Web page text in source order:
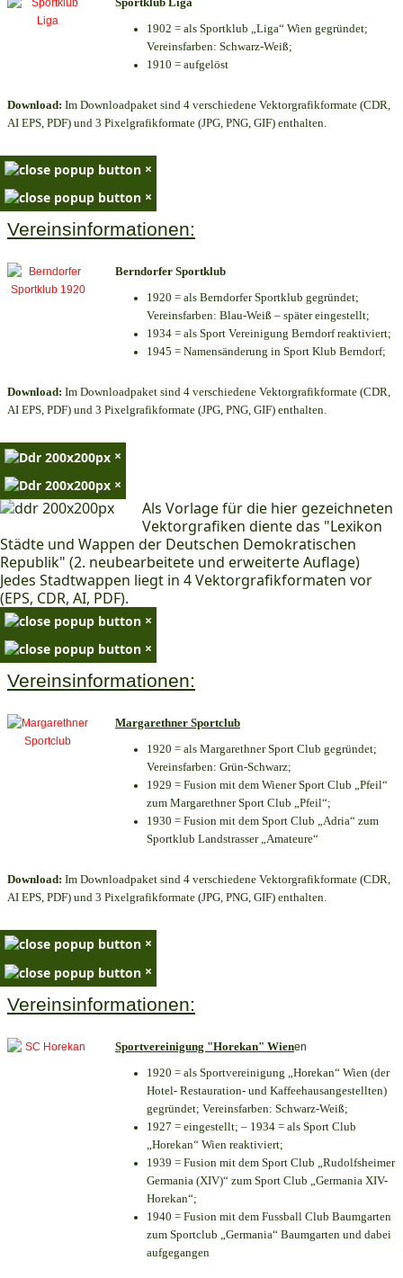
1902 = als Sportklub „Liga“ Wien gegründet;
Vereinsfarben: Schwarz-Weiß;
1910 = aufgelöst
Download: Im Downloadpaket sind 4 verschiedene Vektorgrafikformate (CDR,
AI EPS, PDF) und 3 Pixelgrafikformate (JPG, PNG, GIF) enthalten.
×
×
Vereinsinformationen:
Berndorfer Sportklub
1920 = als Berndorfer Sportklub gegründet;
Vereinsfarben: Blau-Weiß – später eingestellt;
1934 = als Sport Vereinigung Berndorf reaktiviert;
1945 = Namensänderung in Sport Klub Berndorf;
Download: Im Downloadpaket sind 4 verschiedene Vektorgrafikformate (CDR,
AI EPS, PDF) und 3 Pixelgrafikformate (JPG, PNG, GIF) enthalten.
×
×
Als Vorlage für die hier gezeichneten
Vektorgrafiken diente das "Lexikon
Städte und Wappen der Deutschen Demokratischen
Republik" (2. neubearbeitete und erweiterte Auflage)
Jedes Stadtwappen liegt in 4 Vektorgrafikformaten vor
(EPS, CDR, AI, PDF).
×
×
Vereinsinformationen:
Margarethner Sportclub
1920 = als Margarethner Sport Club gegründet;
Vereinsfarben: Grün-Schwarz;
1929 = Fusion mit dem Wiener Sport Club „Pfeil“
zum Margarethner Sport Club „Pfeil“;
1930 = Fusion mit dem Sport Club „Adria“ zum
Sportklub Landstrasser „Amateure“
Download: Im Downloadpaket sind 4 verschiedene Vektorgrafikformate (CDR,
AI EPS, PDF) und 3 Pixelgrafikformate (JPG, PNG, GIF) enthalten.
×
×
Vereinsinformationen:
Sportvereinigung "Horekan" Wienen
1920 = als Sportvereinigung „Horekan“ Wien (der
Hotel- Restauration- und Kaffeehausangestellten)
gegründet; Vereinsfarben: Schwarz-Weiß;
1927 = eingestellt; – 1934 = als Sport Club
„Horekan“ Wien reaktiviert;
1939 = Fusion mit dem Sport Club „Rudolfsheimer
Germania (XIV)“ zum Sport Club „Germania XIV-
Horekan“;
1940 = Fusion mit dem Fussball Club Baumgarten
zum Sportclub „Germania“ Baumgarten und dabei
aufgegangen